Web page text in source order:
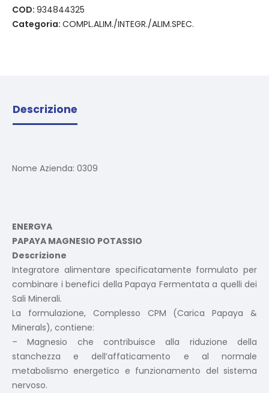
COD: 934844325
Categoria: COMPL.ALIM./INTEGR./ALIM.SPEC.
Descrizione
Nome Azienda: 0309
ENERGYA
PAPAYA MAGNESIO POTASSIO
Descrizione
Integratore alimentare specificatamente formulato per
combinare i benefici della Papaya Fermentata a quelli dei
Sali Minerali.
La formulazione, Complesso CPM (Carica Papaya &
Minerals), contiene:
– Magnesio che contribuisce alla riduzione della
stanchezza e dell’affaticamento e al normale
metabolismo energetico e funzionamento del sistema
nervoso.